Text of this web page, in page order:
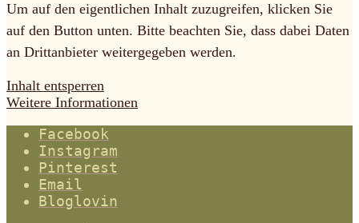
Um auf den eigentlichen Inhalt zuzugreifen, klicken Sie
auf den Button unten. Bitte beachten Sie, dass dabei Daten
an Drittanbieter weitergegeben werden.
Inhalt entsperren
Weitere Informationen
Facebook
Instagram
Pinterest
Email
Bloglovin